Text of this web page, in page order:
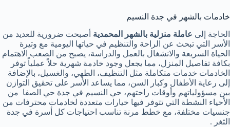
خادمات بالشهر في جدة النسيم
الحاجة إلى عاملة منزلية بالشهر المحمدية أصبحت ضرورية للعديد من
الأسر التي تبحث عن الراحة والتنظيم في حياتها اليومية مع وتيرة
الحياة السريعة والانشغال بالعمل والدراسة، يصبح من الصعب الاهتمام
بكافة تفاصيل المنزل، مما يجعل وجود خادمة شهرية حلاً عملياً توفر
الخادمات خدمات متكاملة مثل التنظيف، الطهي، والغسيل، بالإضافة
إلى رعاية الأطفال وكبار السن، مما يساعد الأسر على تحقيق التوازن
بين مسؤولياتهم وأوقات راحتهم، حي النسيم في جدة حي الصفا من
الأحياء النشطة التي تتوفر فيها خيارات متعددة لخادمات محترفات من
جنسيات مختلفة، مع خطط مرنة تناسب احتياجات كل أسرة في جدة
الثغر .